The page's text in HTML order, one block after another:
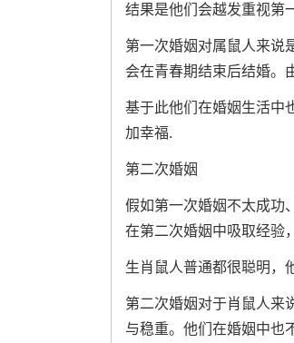
结果是他们会越发重视第
第一次婚姻对属鼠人来说
会在青春期结束后结婚。
基于此他们在婚姻生活中
加幸福.
第二次婚姻
假如第一次婚姻不太成功
在第二次婚姻中吸取经验
生肖鼠人普通都很聪明，
第二次婚姻对于肖鼠人来
与稳重。他们在婚姻中也